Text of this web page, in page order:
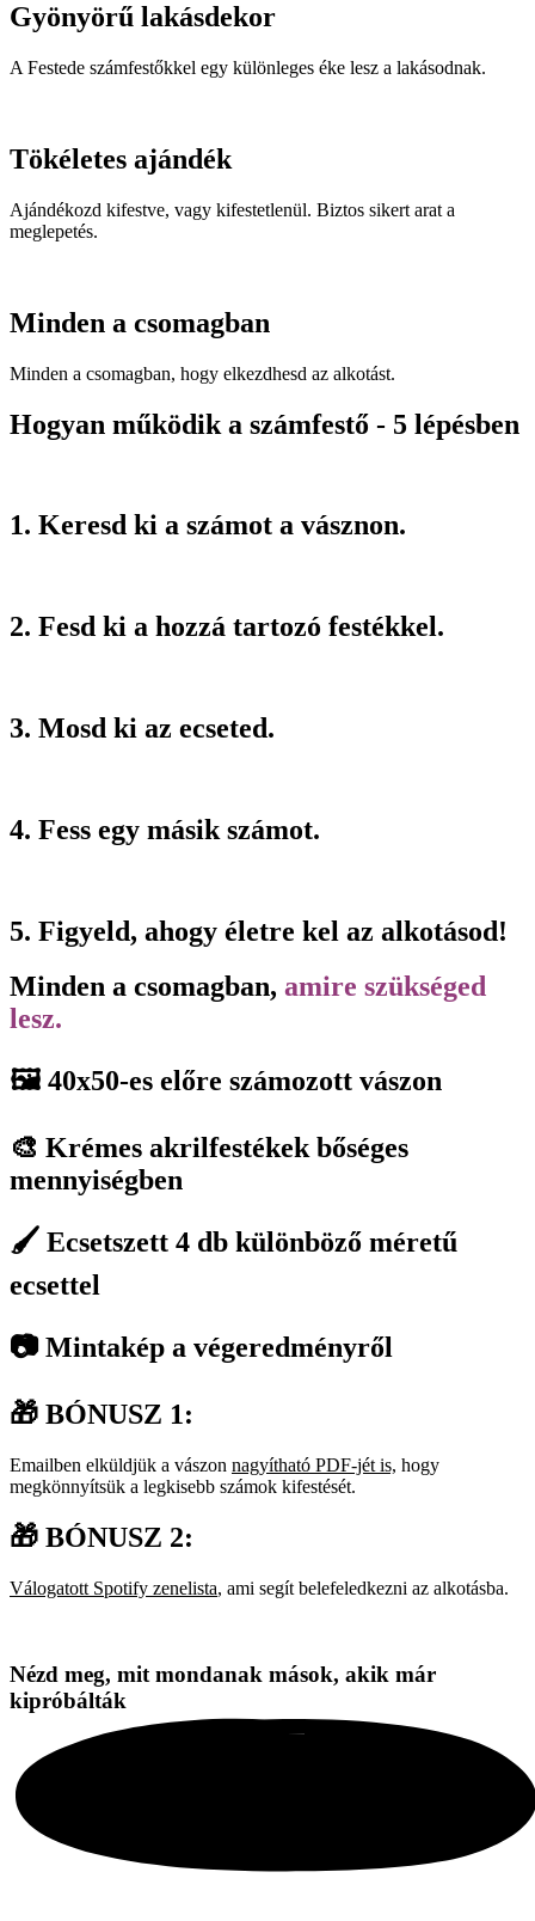
Gyönyörű lakásdekor
A Festede számfestőkkel egy különleges éke lesz a lakásodnak.
Tökéletes ajándék
Ajándékozd kifestve, vagy kifestetlenül. Biztos sikert arat a
meglepetés.
Minden a csomagban
Minden a csomagban, hogy elkezdhesd az alkotást.
Hogyan működik a számfestő - 5 lépésben
1. Keresd ki a számot a vásznon.
2. Fesd ki a hozzá tartozó festékkel.
3. Mosd ki az ecseted.
4. Fess egy másik számot.
5. Figyeld, ahogy életre kel az alkotásod!
Minden a csomagban, amire szükséged
lesz.
🖼️ 40x50-es előre számozott vászon
🎨 Krémes akrilfestékek bőséges
mennyiségben
🖌️ Ecsetszett 4 db különböző méretű
ecsettel
📷 Mintakép a végeredményről
🎁 BÓNUSZ 1:
Emailben elküldjük a vászon nagyítható PDF-jét is, hogy
megkönnyítsük a legkisebb számok kifestését.
🎁 BÓNUSZ 2:
Válogatott Spotify zenelista, ami segít belefeledkezni az alkotásba.
Nézd meg, mit mondanak mások, akik már
kipróbálták